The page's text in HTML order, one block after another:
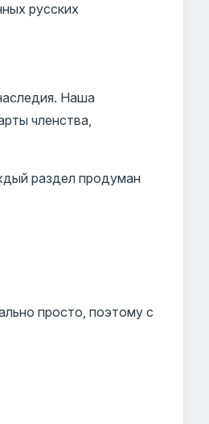
русских
Наша
членства,
раздел продуман
просто, поэтому с